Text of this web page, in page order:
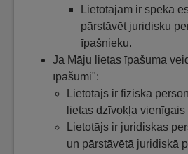
Lietotājam ir spēkā
pārstāvēt juridisku
īpašnieku.
Ja Māju lietas īpašuma
īpašumi":
Lietotājs ir fiziska
lietas dzīvokļa
Lietotājs ir juridiskas
un pārstāvētā juridiskā